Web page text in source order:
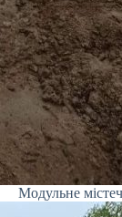
Модульне